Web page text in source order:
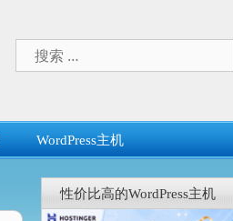
索：
WordPress主机
性价比高的WordPress主机